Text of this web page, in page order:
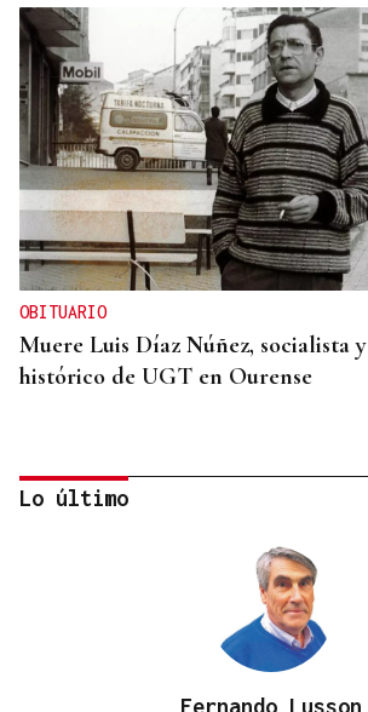
OBITUARIO
Muere Luis Díaz Núñez, socialista
histórico de UGT en Ourense
Lo último